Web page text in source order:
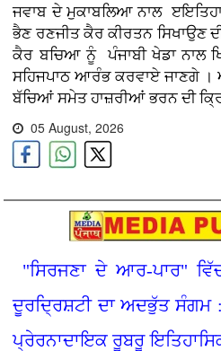
ਜਵਾਬ ਦੇ ਮੁਕਾਬਲਿਆ ਨਾਲ
ਭੈਣ ਰਣਜੀਤ ਕੈਰ ਕੀਰਤਨ ਸਿਖਾਉਣ
ਕੈਰ ਬਚਿਆ ਨੂੰ ਪੰਜਾਬੀ ਖੇਡਾ ਨਾਲ
ਸਹਿਜਪਾਠ ਆਰੰਭ ਕਰਵਾਏ ਜਾਣਗੇ
ਬੱਚਿਆਂ ਸਮੇਤ ਹਾਜ਼ਰੀਆਂ ਭਰਨ ਦੀ
05 August, 2026
"ਸਿਰਜਣਾ ਦੇ ਆਰ-ਪਾਰ"
ਦੂਰਦ੍ਰਿਸ਼ਟੀ ਦਾ ਅਦਭੁੱਤ ਸੰਗਮ
ਪ੍ਰੇਰਨਾਦਾਇਕ ਰੂਬਰੂ